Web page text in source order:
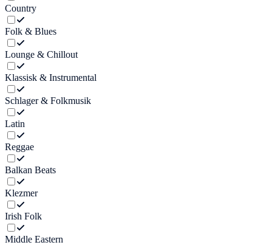
Country
Folk & Blues
Lounge & Chillout
Klassisk & Instrumental
Schlager & Folkmusik
Latin
Reggae
Balkan Beats
Klezmer
Irish Folk
Middle Eastern